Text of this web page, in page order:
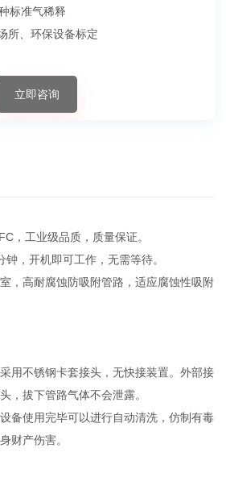
标准气稀释
所、环保设备标定
立即咨询
，工业级品质，质量保证。
，开机即可工作，无需等待。
，高耐腐蚀防吸附管路，适应腐蚀性吸附
用不锈钢卡套接头，无快接装置。外部接
，拔下管路气体不会泄露。
备使用完毕可以进行自动清洗，仿制有毒
财产伤害。